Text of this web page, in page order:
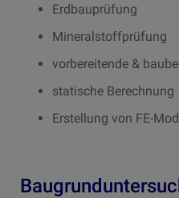
Erdbauprüfung
Mineralstoffprüfung
vorbereitende &
statische Berechnung
Erstellung von FE-